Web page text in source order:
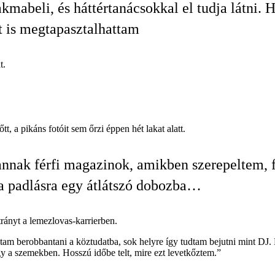
és háttértanácsokkal el tudja látni.
megtapasztalhattam
a pikáns fotóit sem őrzi éppen hét lakat alatt.
férfi magazinok, amikben szerepeltem,
padlásra egy átlátszó dobozba…
a lemezlovas-karrierben.
berobbantani a köztudatba, sok helyre így tudtam bejutni mint
a szemekben. Hosszú időbe telt, mire ezt levetkőztem.”